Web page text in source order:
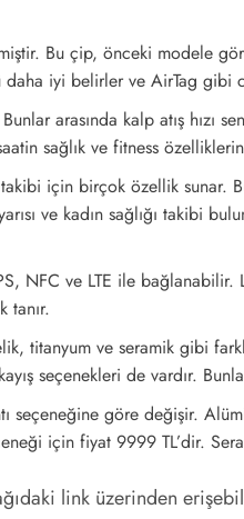
Bu çip, önceki modele
daha iyi belirler ve AirTag gibi
arasında kalp atış hızı
sağlık ve fitness
için birçok özellik sunar.
ve kadın sağlığı takibi
NFC ve LTE ile bağlanabilir.
tanır.
titanyum ve seramik gibi
seçenekleri de vardır.
seçeneğine göre değişir.
için fiyat 9999 TL’dir.
link üzerinden